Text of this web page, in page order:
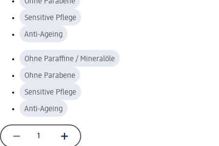
Sensitive Pflege
Anti-Ageing
Ohne Paraffine / Mineralöle
Ohne Parabene
Sensitive Pflege
Anti-Ageing